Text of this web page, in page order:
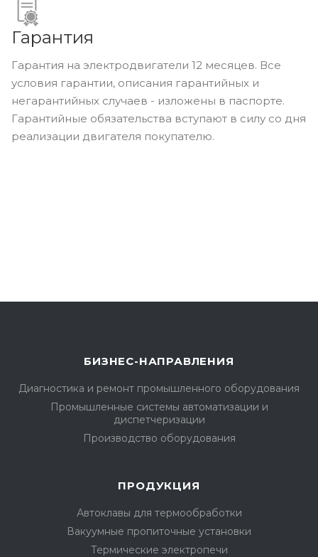
Гарантия
Гарантия на электродвигатели 12 месяцев. Все
условия гарантии, описания гарантийных и
негарантийных случаев - изложены в паспорте.
Гарантийные обязательства вступают в силу со дня
реализации двигателя покупателю.
БИЗНЕС-НАПРАВЛЕНИЯ
Диагностика и ремонт промышленного оборудования
Промышленные системы автоматизации и
диспетчеризации
Производство оборудования
ПРОДУКЦИЯ
Автоклавы для термообработки
Вакуумные пропиточные установки
Термические электропечи